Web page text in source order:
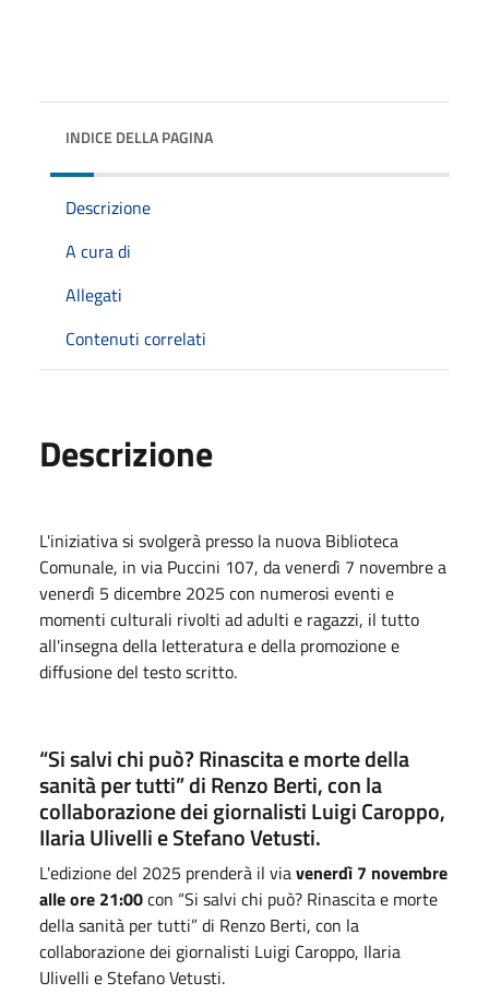
INDICE DELLA PAGINA
Descrizione
A cura di
Allegati
Contenuti correlati
Descrizione
L'iniziativa si svolgerà presso la nuova Biblioteca
Comunale, in via Puccini 107, da venerdì 7 novembre a
venerdì 5 dicembre 2025 con numerosi eventi e
momenti culturali rivolti ad adulti e ragazzi, il tutto
all'insegna della letteratura e della promozione e
diffusione del testo scritto.
“Si salvi chi può? Rinascita e morte della
sanità per tutti” di Renzo Berti, con la
collaborazione dei giornalisti Luigi Caroppo,
Ilaria Ulivelli e Stefano Vetusti.
L'edizione del 2025 prenderà il viavenerdì 7 novembre
alle ore 21:00con “Si salvi chi può? Rinascita e morte
della sanità per tutti” di Renzo Berti, con la
collaborazione dei giornalisti Luigi Caroppo, Ilaria
Ulivelli e Stefano Vetusti.